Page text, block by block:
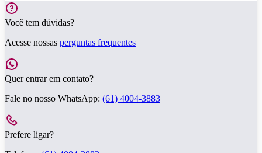
Você tem dúvidas?
Acesse nossas perguntas frequentes
Quer entrar em contato?
Fale no nosso WhatsApp: (61) 4004-3883
Prefere ligar?